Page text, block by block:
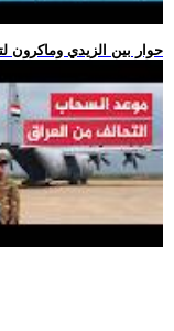
.. حوار بين الزيدي وماكرون